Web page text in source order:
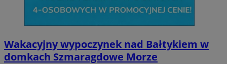
Wakacyjny wypoczynek nad Bałtykiem w
domkach Szmaragdowe Morze